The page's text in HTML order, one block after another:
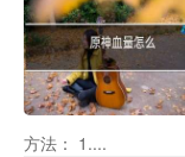
方法： 1....